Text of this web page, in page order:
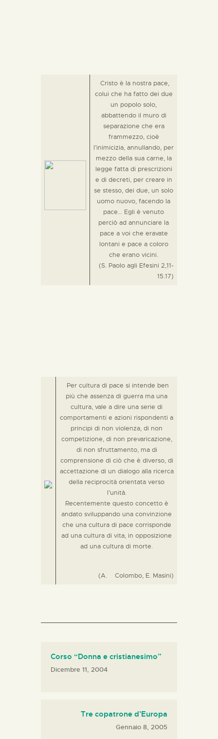
Cristo è la nostra pace,
colui che ha fatto dei due
un popolo solo,
abbattendo il muro di
separazione che era
frammezzo, cioè
l’inimicizia, annullando, per
mezzo della sua carne, la
legge fatta di prescrizioni
e di decreti, per creare in
se stesso, dei due, un solo
uomo nuovo, facendo la
pace… Egli è venuto
perciò ad annunciare la
pace a voi che eravate
lontani e pace a coloro
che erano vicini.
(S. Paolo agli Efesini 2,11-
15.17)
Per cultura di pace si intende ben
più che assenza di guerra ma una
cultura, vale a dire una serie di
comportamenti e azioni rispondenti a
principi di non violenza, di non
competizione, di non prevaricazione,
di non sfruttamento, ma di
comprensione di ciò che è diverso, di
accettazione di un dialogo alla ricerca
della reciprocità orientata verso
l’unità.
Recentemente questo concetto è
andato sviluppando una convinzione
che una cultura di pace corrisponde
ad una cultura di vita, in opposizione
ad una cultura di morte.
(A. Colombo, E. Masini)
Corso “Donna e cristianesimo”
Dicembre 11, 2004
Tre copatrone d’Europa
Gennaio 8, 2005